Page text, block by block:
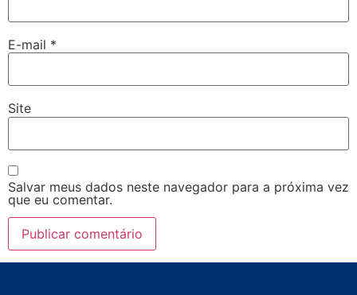
E-mail *
Site
Salvar meus dados neste navegador para a próxima vez
que eu comentar.